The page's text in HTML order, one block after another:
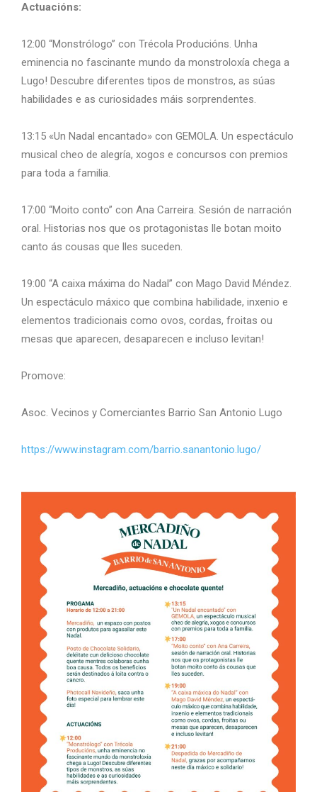
Actuacións:
12:00 “Monstrólogo” con Trécola Producións. Unha
eminencia no fascinante mundo da monstroloxía chega a
Lugo! Descubre diferentes tipos de monstros, as súas
habilidades e as curiosidades máis sorprendentes.
13:15 «Un Nadal encantado» con GEMOLA. Un espectáculo
musical cheo de alegría, xogos e concursos con premios
para toda a familia.
17:00 “Moito conto” con Ana Carreira. Sesión de narración
oral. Historias nos que os protagonistas lle botan moito
canto ás cousas que lles suceden.
19:00 “A caixa máxima do Nadal” con Mago David Méndez.
Un espectáculo máxico que combina habilidade, inxenio e
elementos tradicionais como ovos, cordas, froitas ou
mesas que aparecen, desaparecen e incluso levitan!
Promove:
Asoc. Vecinos y Comerciantes Barrio San Antonio Lugo
https://www.instagram.com/barrio.sanantonio.lugo/